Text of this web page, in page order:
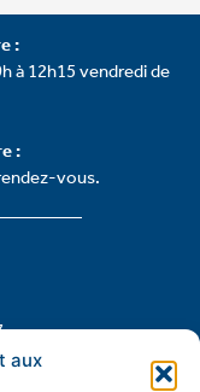
aux
:
à 12h15 vendredi de
:
vous.